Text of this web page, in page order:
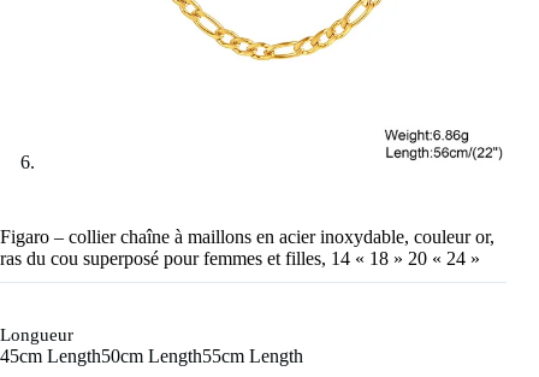
Figaro – collier chaîne à maillons en acier inoxydable, couleur or,
ras du cou superposé pour femmes et filles, 14 « 18 » 20 « 24 »
Longueur
45cm Length50cm Length55cm Length